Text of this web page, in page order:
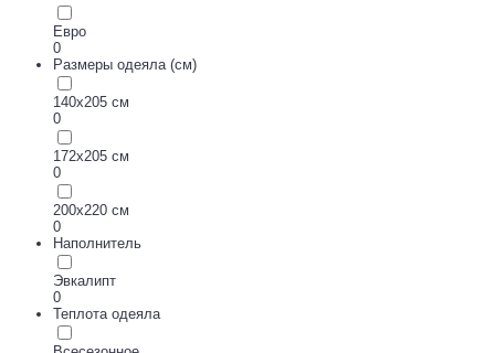
Евро
0
Размеры одеяла (см)
140х205 см
0
172х205 см
0
200х220 см
0
Наполнитель
Эвкалипт
0
Теплота одеяла